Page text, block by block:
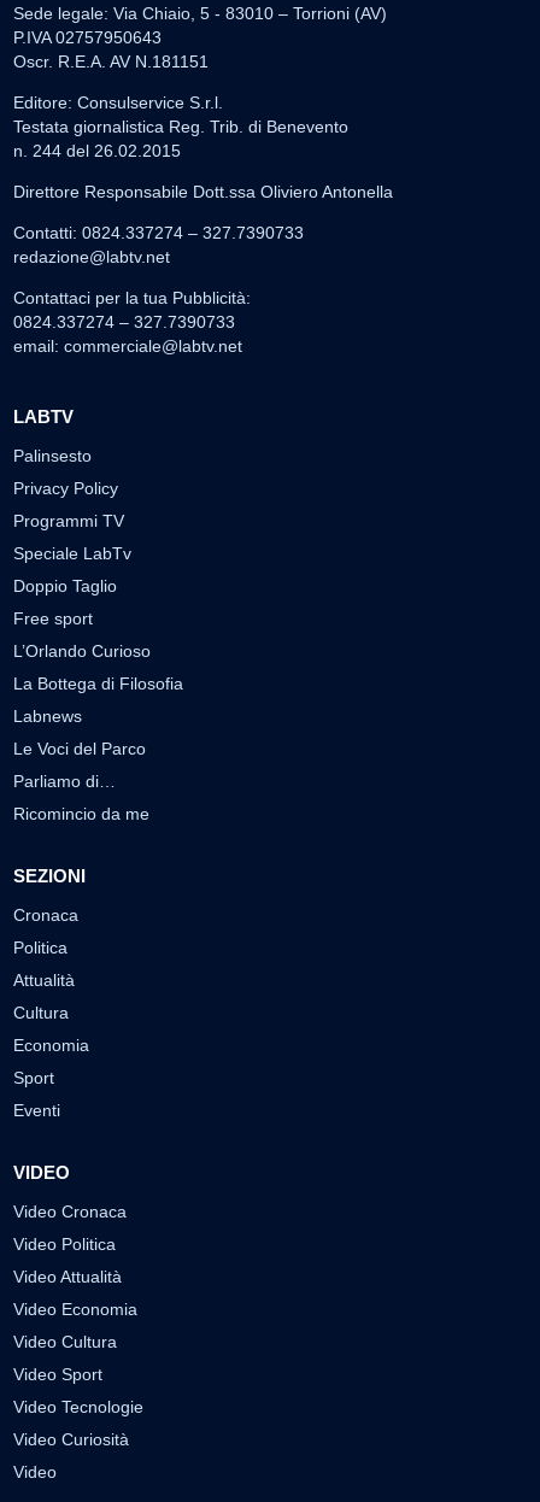
Sede legale: Via Chiaio, 5 - 83010 – Torrioni (AV)
P.IVA 02757950643
Oscr. R.E.A. AV N.181151
Editore: Consulservice S.r.l.
Testata giornalistica Reg. Trib. di Benevento
n. 244 del 26.02.2015
Direttore Responsabile Dott.ssa Oliviero Antonella
Contatti: 0824.337274 – 327.7390733
redazione@labtv.net
Contattaci per la tua Pubblicità:
0824.337274 – 327.7390733
email: commerciale@labtv.net
LABTV
Palinsesto
Privacy Policy
Programmi TV
Speciale LabTv
Doppio Taglio
Free sport
L’Orlando Curioso
La Bottega di Filosofia
Labnews
Le Voci del Parco
Parliamo di…
Ricomincio da me
SEZIONI
Cronaca
Politica
Attualità
Cultura
Economia
Sport
Eventi
VIDEO
Video Cronaca
Video Politica
Video Attualità
Video Economia
Video Cultura
Video Sport
Video Tecnologie
Video Curiosità
Video